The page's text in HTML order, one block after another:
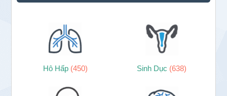
Hô Hấp (450) Sinh Dục (638)